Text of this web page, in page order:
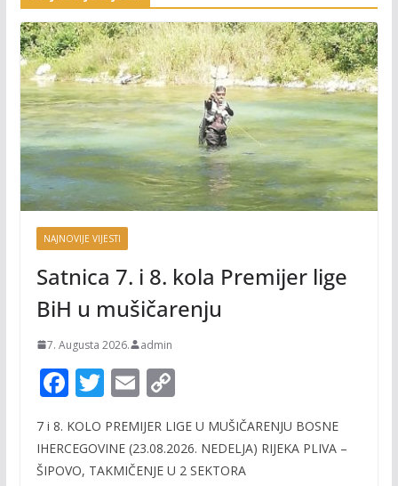
NAJNOVIJE VIJESTI
Satnica 7. i 8. kola Premijer lige
BiH u mušičarenju
7. Augusta 2026. admin
F
e
b
T
itt
er
E
ai
l
C
p
y
7 i 8. KOLO PREMIJER LIGE U MUŠIČARENJU BOSNE
IHERCEGOVINE (23.08.2026. NEDELJA) RIJEKA PLIVA –
ŠIPOVO, TAKMIČENJE U 2 SEKTORA